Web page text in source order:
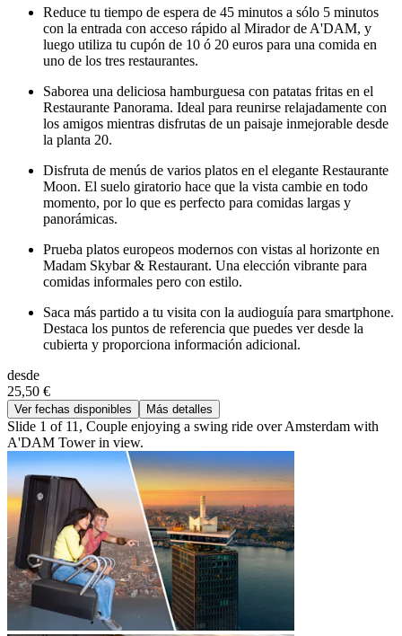
Reduce tu tiempo de espera de 45 minutos a sólo 5 minutos
con la entrada con acceso rápido al Mirador de A'DAM, y
luego utiliza tu cupón de 10 ó 20 euros para una comida en
uno de los tres restaurantes.
Saborea una deliciosa hamburguesa con patatas fritas en el
Restaurante Panorama. Ideal para reunirse relajadamente con
los amigos mientras disfrutas de un paisaje inmejorable desde
la planta 20.
Disfruta de menús de varios platos en el elegante Restaurante
Moon. El suelo giratorio hace que la vista cambie en todo
momento, por lo que es perfecto para comidas largas y
panorámicas.
Prueba platos europeos modernos con vistas al horizonte en
Madam Skybar & Restaurant. Una elección vibrante para
comidas informales pero con estilo.
Saca más partido a tu visita con la audioguía para smartphone.
Destaca los puntos de referencia que puedes ver desde la
cubierta y proporciona información adicional.
desde
25,50 €
Ver fechas disponibles Más detalles
Slide 1 of 11, Couple enjoying a swing ride over Amsterdam with
A'DAM Tower in view.